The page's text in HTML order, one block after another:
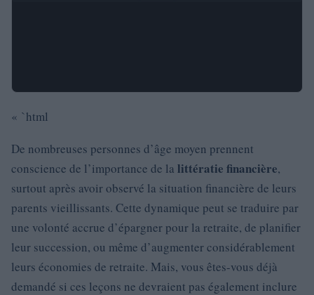
« `html
De nombreuses personnes d’âge moyen prennent
conscience de l’importance de la littératie financière,
surtout après avoir observé la situation financière de leurs
parents vieillissants. Cette dynamique peut se traduire par
une volonté accrue d’épargner pour la retraite, de planifier
leur succession, ou même d’augmenter considérablement
leurs économies de retraite. Mais, vous êtes-vous déjà
demandé si ces leçons ne devraient pas également inclure